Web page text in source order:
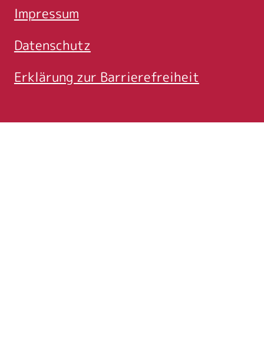
Rechtliche
Impressum
Datenschutz
Erklärung zur Barrierefreiheit